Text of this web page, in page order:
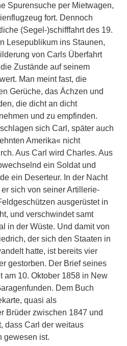
Spurensuche per Mietwagen,
fort. Dennoch
(Segel-)schifffahrt des 19.
Lesepublikum ins Staunen,
von Carls Überfahrt
Zustände auf seinem
Man meint fast, die
Gerüche, das Ächzen und
die dicht an dicht
und zu empfinden.
sich Carl, später auch
Amerika« nicht
Aus Carl wird Charles. Aus
ein Soldat und
ein Deserteur. In der Nacht
sich von seiner Artillerie-
ausgerüstet in
und verschwindet samt
in der Wüste. Und damit von
der sich den Staaten in
hatte, ist bereits vier
gestorben. Der Brief seines
am 10. Oktober 1858 in New
Dem Buch
quasi als
Brüder zwischen 1847 und
dass Carl der weitaus
gewesen ist.